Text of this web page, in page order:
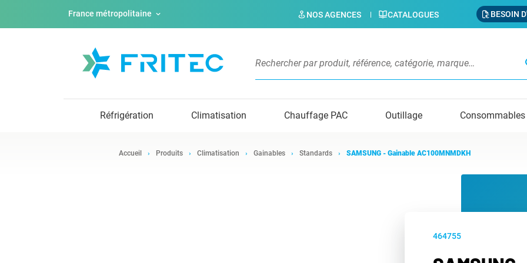
France métropolitaine NOS AGENCES CATALOGUES BESOIN
Réfrigération Climatisation Chauffage PAC Outillage Consommables
Accueil Produits Climatisation Gainables Standards SAMSUNG - Gainable AC100MNMDKH
464755